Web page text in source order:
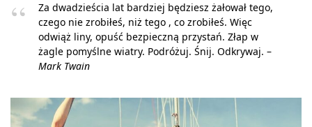
Za dwadzieścia lat bardziej będziesz żałował tego,
czego nie zrobiłeś, niż tego , co zrobiłeś. Więc
odwiąż liny, opuść bezpieczną przystań. Złap w
żagle pomyślne wiatry. Podróżuj. Śnij. Odkrywaj. –
Mark Twain